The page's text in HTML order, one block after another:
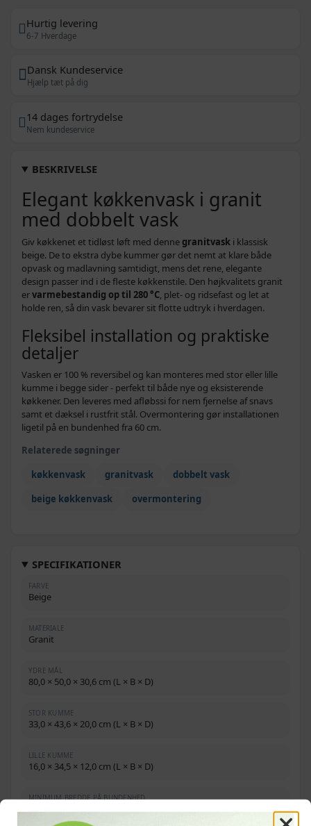
Hurtig levering
6-7 Hverdage
Dansk Kundeservice
Hjælp tæt på dig
14 dages fortrydelse
Nem kundeservice
BESKRIVELSE
Elegant køkkenvask i granit
med dobbelt vask
Giv køkkenet et tidløst løft med denne granitvask i klassisk
beige. De to ekstra dybe kummer gør det nemt at klare både
opvask og madlavning samtidigt, mens det rene, elegante
design passer ind i de fleste køkkenstile. Den højkvalitets granit
ervarmebestandig op til 280 °C, plet- og ridsefast og let at
holde ren, så din vask bevarer sit flotte udtryk i hverdagen.
Fleksibel installation og praktiske
detaljer
Vasken er 100 % reversibel og kan monteres med stor eller lille
kumme i begge sider - perfekt til både nye og eksisterende
køkkener. Den leveres med afløbssi for nem fjernelse af snavs
samt et dæksel i rustfrit stål. Overmontering gør installationen
ligetil på en bundenhed fra 60 cm.
Relaterede søgninger
køkkenvask
granitvask
dobbelt vask
beige køkkenvask
overmontering
SPECIFIKATIONER
FARVE
Beige
MATERIALE
Granit
YDRE MÅL
80,0 × 50,0 × 30,6 cm (L × B × D)
STOR KUMME
33,0 × 43,6 × 20,0 cm (L × B × D)
LILLE KUMME
16,0 × 34,5 × 12,0 cm (L × B × D)
MINIMUM BREDDE PÅ BUNDENHED